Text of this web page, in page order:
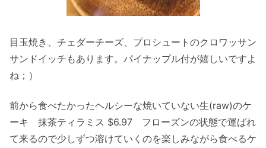
目玉焼き、チェダーチーズ、プロシュートのクロワッサン
サンドイッチもあります。パイナップル付が嬉しいですよ
ね；）
前から食べたかったヘルシーな焼いていない生(raw)のケ
ーキ 抹茶ティラミス $6.97 フローズンの状態で運ばれ
て来るので少しずつ溶けていくのを楽しみながら食べるケ